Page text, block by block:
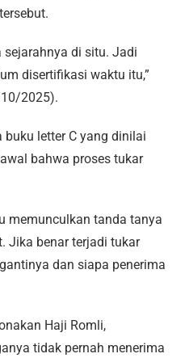
sejarahnya di situ. Jadi
disertifikasi waktu itu,”
2025).
buku letter C yang dinilai
bahwa proses tukar
memunculkan tanda tanya
Jika benar terjadi tukar
dan siapa penerima
Haji Romli,
tidak pernah menerima